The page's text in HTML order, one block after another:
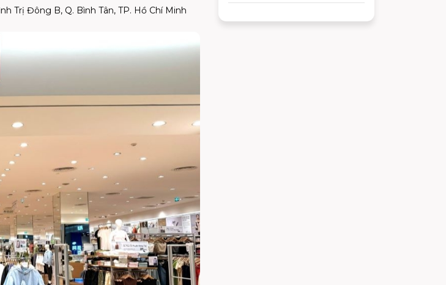
Trị Đông B, Q. Bình Tân, TP. Hồ Chí Minh
“mood” theo từng bộ phim,